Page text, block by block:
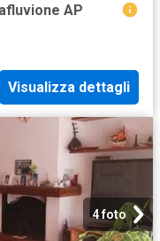
AP
Visualizza dettagli
4 foto